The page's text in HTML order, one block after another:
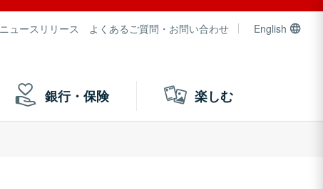
ニュースリリース よくあるご質問・お問い合わせ English
銀行・保険 楽しむ